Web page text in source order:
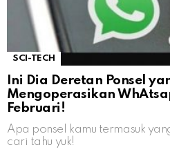
SCI-TECH
Ini Dia Deretan Ponsel
Mengoperasikan
Februari!
Apa ponsel kamu termasuk
cari tahu yuk!